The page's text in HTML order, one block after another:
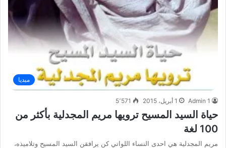
ميديا
Admin 1 1 أبريل، 2015 5٬571
حياة السيد المسيح ترويها مريم المجدلية بأكثر من
100 لغة
مريم المجدلية هي احدى النساء اللواتي كن يرافقن السيد المسيح وتلاميذه،